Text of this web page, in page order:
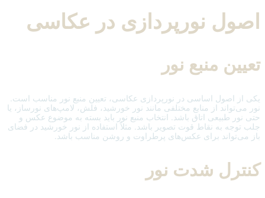
اصول نورپردازی در عکاسی
تعیین منبع نور
یکی از اصول اساسی در نورپردازی عکاسی، تعیین منبع نور مناسب است.
نور می‌تواند از منابع مختلفی مانند نور خورشید، فلش، لامپ‌های نورساز، یا
حتی نور طبیعی اتاق باشد. انتخاب منبع نور باید بسته به موضوع عکس و
جلب توجه به نقاط قوت تصویر باشد. مثلاً استفاده از نور خورشید در فضای
باز می‌تواند برای عکس‌های پرطراوت و روشن مناسب باشد.
کنترل شدت نور